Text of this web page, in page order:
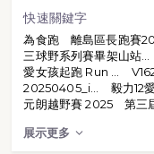
快速關鍵字
為食跑
離島區長跑賽
三球野系列賽畢架山站...
愛女孩起跑 Run ...
20250405_i...
毅力12
元朗越野賽 2025
第三
展示更多